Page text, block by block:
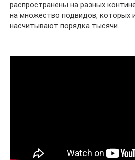
распространены на разных
на множество подвидов, которых
насчитывают порядка тысячи.